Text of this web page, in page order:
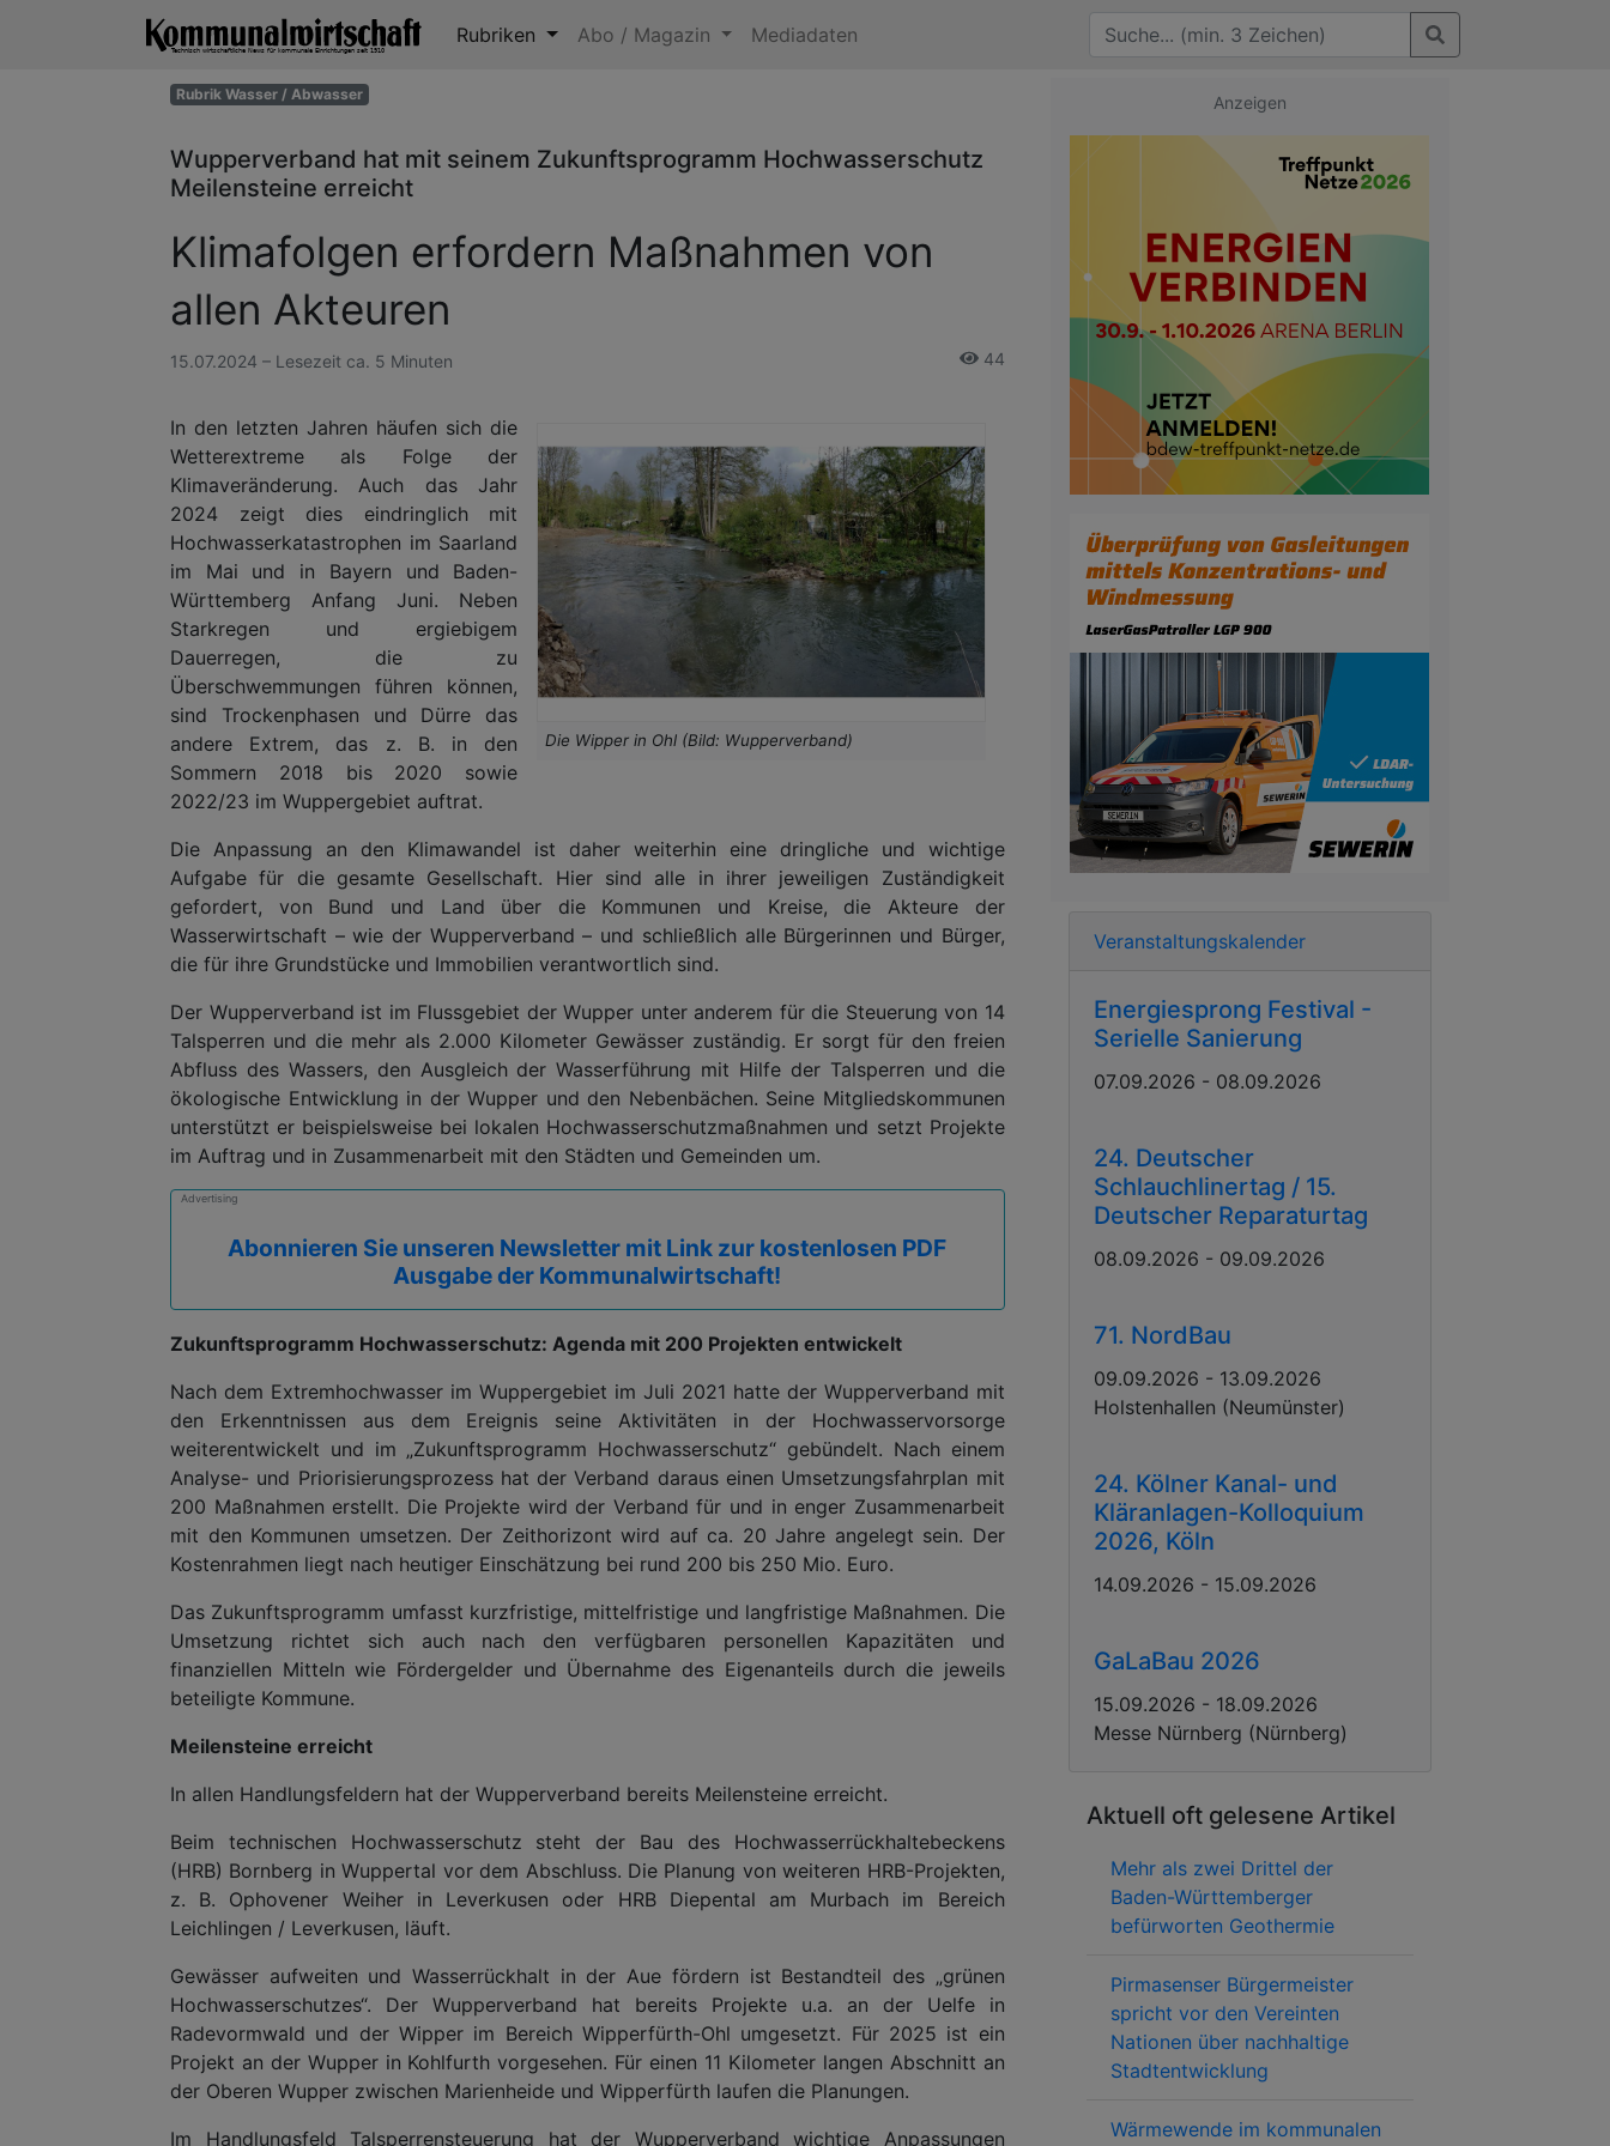
Rubriken Abo / Magazin Mediadaten
Rubrik Wasser / Abwasser
Wupperverband hat mit seinem Zukunftsprogramm Hochwasserschutz
Meilensteine erreicht
Klimafolgen erfordern Maßnahmen von
allen Akteuren
15.07.2024 – Lesezeit ca. 5 Minuten 44
Die Wipper in Ohl (Bild: Wupperverband)
In den letzten Jahren häufen sich die
Wetterextreme als Folge der
Klimaveränderung. Auch das Jahr
2024 zeigt dies eindringlich mit
Hochwasserkatastrophen im Saarland
im Mai und in Bayern und Baden-
Württemberg Anfang Juni. Neben
Starkregen und ergiebigem
Dauerregen, die zu
Überschwemmungen führen können,
sind Trockenphasen und Dürre das
andere Extrem, das z. B. in den
Sommern 2018 bis 2020 sowie
2022/23 im Wuppergebiet auftrat.
Die Anpassung an den Klimawandel ist daher weiterhin eine dringliche und wichtige
Aufgabe für die gesamte Gesellschaft. Hier sind alle in ihrer jeweiligen Zuständigkeit
gefordert, von Bund und Land über die Kommunen und Kreise, die Akteure der
Wasserwirtschaft – wie der Wupperverband – und schließlich alle Bürgerinnen und Bürger,
die für ihre Grundstücke und Immobilien verantwortlich sind.
Der Wupperverband ist im Flussgebiet der Wupper unter anderem für die Steuerung von 14
Talsperren und die mehr als 2.000 Kilometer Gewässer zuständig. Er sorgt für den freien
Abfluss des Wassers, den Ausgleich der Wasserführung mit Hilfe der Talsperren und die
ökologische Entwicklung in der Wupper und den Nebenbächen. Seine Mitgliedskommunen
unterstützt er beispielsweise bei lokalen Hochwasserschutzmaßnahmen und setzt Projekte
im Auftrag und in Zusammenarbeit mit den Städten und Gemeinden um.
Advertising
Abonnieren Sie unseren Newsletter mit Link zur kostenlosen PDF
Ausgabe der Kommunalwirtschaft!
Zukunftsprogramm Hochwasserschutz: Agenda mit 200 Projekten entwickelt
Nach dem Extremhochwasser im Wuppergebiet im Juli 2021 hatte der Wupperverband mit
den Erkenntnissen aus dem Ereignis seine Aktivitäten in der Hochwasservorsorge
weiterentwickelt und im „Zukunftsprogramm Hochwasserschutz“ gebündelt. Nach einem
Analyse- und Priorisierungsprozess hat der Verband daraus einen Umsetzungsfahrplan mit
200 Maßnahmen erstellt. Die Projekte wird der Verband für und in enger Zusammenarbeit
mit den Kommunen umsetzen. Der Zeithorizont wird auf ca. 20 Jahre angelegt sein. Der
Kostenrahmen liegt nach heutiger Einschätzung bei rund 200 bis 250 Mio. Euro.
Das Zukunftsprogramm umfasst kurzfristige, mittelfristige und langfristige Maßnahmen. Die
Umsetzung richtet sich auch nach den verfügbaren personellen Kapazitäten und
finanziellen Mitteln wie Fördergelder und Übernahme des Eigenanteils durch die jeweils
beteiligte Kommune.
Meilensteine erreicht
In allen Handlungsfeldern hat der Wupperverband bereits Meilensteine erreicht.
Beim technischen Hochwasserschutz steht der Bau des Hochwasserrückhaltebeckens
(HRB) Bornberg in Wuppertal vor dem Abschluss. Die Planung von weiteren HRB-Projekten,
z. B. Ophovener Weiher in Leverkusen oder HRB Diepental am Murbach im Bereich
Leichlingen / Leverkusen, läuft.
Gewässer aufweiten und Wasserrückhalt in der Aue fördern ist Bestandteil des „grünen
Hochwasserschutzes“. Der Wupperverband hat bereits Projekte u.a. an der Uelfe in
Radevormwald und der Wipper im Bereich Wipperfürth-Ohl umgesetzt. Für 2025 ist ein
Projekt an der Wupper in Kohlfurth vorgesehen. Für einen 11 Kilometer langen Abschnitt an
der Oberen Wupper zwischen Marienheide und Wipperfürth laufen die Planungen.
Im Handlungsfeld Talsperrensteuerung hat der Wupperverband wichtige Anpassungen
Anzeigen
Veranstaltungskalender
Energiesprong Festival -
Serielle Sanierung
07.09.2026 - 08.09.2026
24. Deutscher
Schlauchlinertag / 15.
Deutscher Reparaturtag
08.09.2026 - 09.09.2026
71. NordBau
09.09.2026 - 13.09.2026
Holstenhallen (Neumünster)
24. Kölner Kanal- und
Kläranlagen-Kolloquium
2026, Köln
14.09.2026 - 15.09.2026
GaLaBau 2026
15.09.2026 - 18.09.2026
Messe Nürnberg (Nürnberg)
Aktuell oft gelesene Artikel
Mehr als zwei Drittel der
Baden-Württemberger
befürworten Geothermie
Pirmasenser Bürgermeister
spricht vor den Vereinten
Nationen über nachhaltige
Stadtentwicklung
Wärmewende im kommunalen